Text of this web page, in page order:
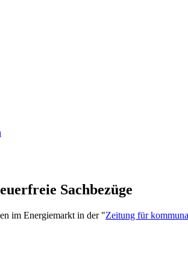
Sachbezüge
im Energiemarkt in der "Zeitung für